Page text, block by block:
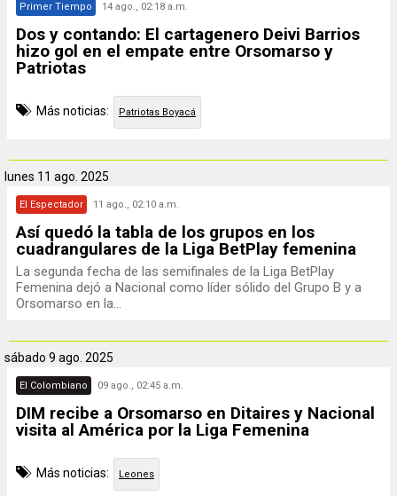
Primer Tiempo 14 ago., 02:18 a.m.
Dos y contando: El cartagenero Deivi Barrios
hizo gol en el empate entre Orsomarso y
Patriotas
Más noticias: Patriotas Boyacá
lunes 11 ago. 2025
El Espectador 11 ago., 02:10 a.m.
Así quedó la tabla de los grupos en los
cuadrangulares de la Liga BetPlay femenina
La segunda fecha de las semifinales de la Liga BetPlay
Femenina dejó a Nacional como líder sólido del Grupo B y a
Orsomarso en la...
sábado 9 ago. 2025
El Colombiano 09 ago., 02:45 a.m.
DIM recibe a Orsomarso en Ditaires y Nacional
visita al América por la Liga Femenina
Más noticias: Leones